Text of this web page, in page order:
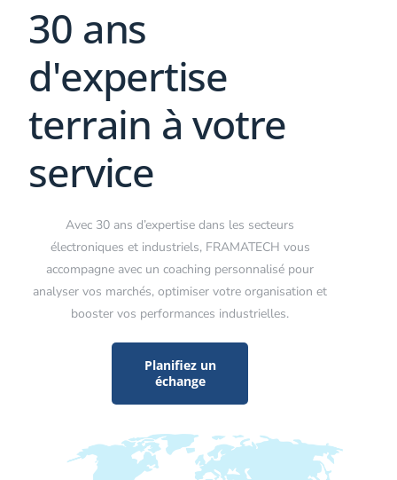
30 ans
d'expertise
terrain à votre
service
Avec 30 ans d’expertise dans les secteurs
électroniques et industriels, FRAMATECH vous
accompagne avec un coaching personnalisé pour
analyser vos marchés, optimiser votre organisation et
booster vos performances industrielles.
Planifiez un
échange